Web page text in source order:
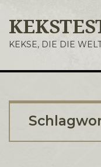
KEKSE, DIE DIE